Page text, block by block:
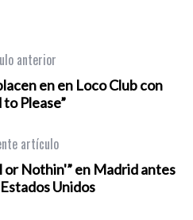
anterior
en en Loco Club con
to Please”
artículo
or Nothin'” en Madrid antes
Unidos